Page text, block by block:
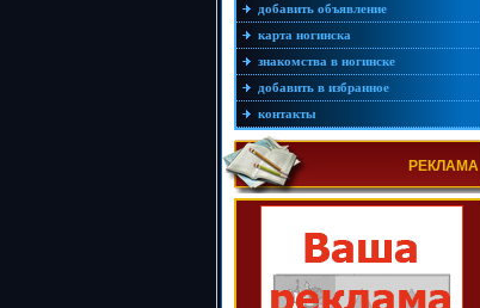
добавить объявление
карта ногинска
знакомства в ногинске
добавить в избранное
контакты
РЕКЛАМА